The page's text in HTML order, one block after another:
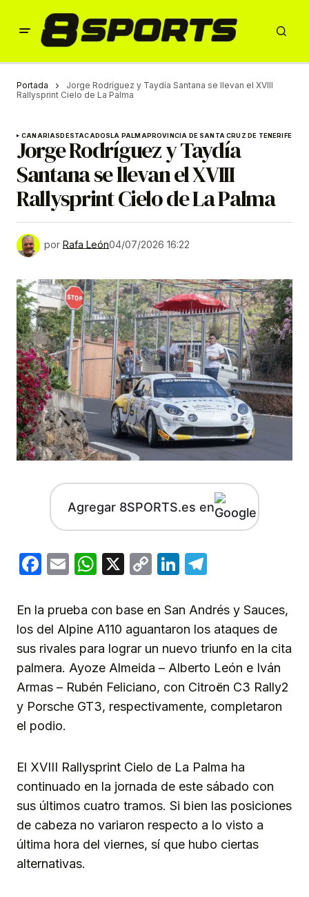
Portada
Jorge Rodríguez y Taydía Santana se llevan el XVIII
Rallysprint Cielo de La Palma
CANARIASDESTACADOSLA PALMAPROVINCIA DE SANTA CRUZ DE TENERIFE
Jorge Rodríguez y Taydía
Santana se llevan el XVIII
Rallysprint Cielo de La Palma
por Rafa León04/07/2026 16:22
Agregar 8SPORTS.es en
Facebook
EmailWhatsApp
X
CopyLinkedIn
En la prueba con base en San Andrés y Sauces,
los del Alpine A110 aguantaron los ataques de
sus rivales para lograr un nuevo triunfo en la cita
palmera. Ayoze Almeida – Alberto León e Iván
Armas – Rubén Feliciano, con Citroën C3 Rally2
y Porsche GT3, respectivamente, completaron
el podio.
El XVIII Rallysprint Cielo de La Palma ha
continuado en la jornada de este sábado con
sus últimos cuatro tramos. Si bien las posiciones
de cabeza no variaron respecto a lo visto a
última hora del viernes, sí que hubo ciertas
alternativas.